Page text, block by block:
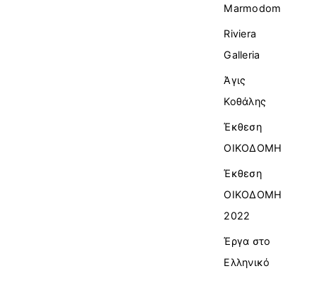
Marmodom
Riviera
Galleria
Άγις
Κοθάλης
Έκθεση
ΟΙΚΟΔΟΜΗ
Έκθεση
ΟΙΚΟΔΟΜΗ
2022
Έργα στο
Ελληνικό